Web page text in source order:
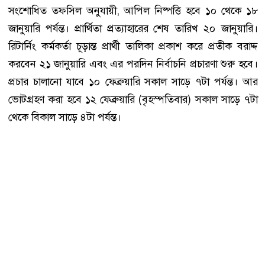
সংশোধিত তফসিল অনুযায়ী, আপিল নিষ্পত্তি হবে ১০ থেকে ১৮
জানুয়ারি পর্যন্ত। প্রার্থিতা প্রত্যাহারের শেষ তারিখ ২০ জানুয়ারি।
রিটার্নিং কর্মকর্তা চূড়ান্ত প্রার্থী তালিকা প্রকাশ করে প্রতীক বরাদ্দ
করবেন ২১ জানুয়ারি এবং এর পরদিন নির্বাচনি প্রচারণা শুরু হবে।
প্রচার চালানো যাবে ১০ ফেব্রুয়ারি সকাল সাড়ে ৭টা পর্যন্ত। আর
ভোটগ্রহণ করা হবে ১২ ফেব্রুয়ারি (বৃহস্পতিবার) সকাল সাড়ে ৭টা
থেকে বিকাল সাড়ে ৪টা পর্যন্ত।